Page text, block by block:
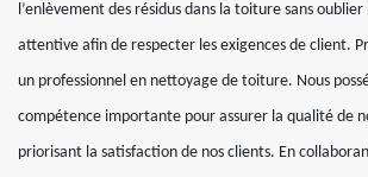
l’enlèvement des résidus dans la toiture sans
attentive afin de respecter les exigences de client.
un professionnel en nettoyage de toiture. Nous
compétence importante pour assurer la qualité de
priorisant la satisfaction de nos clients. En